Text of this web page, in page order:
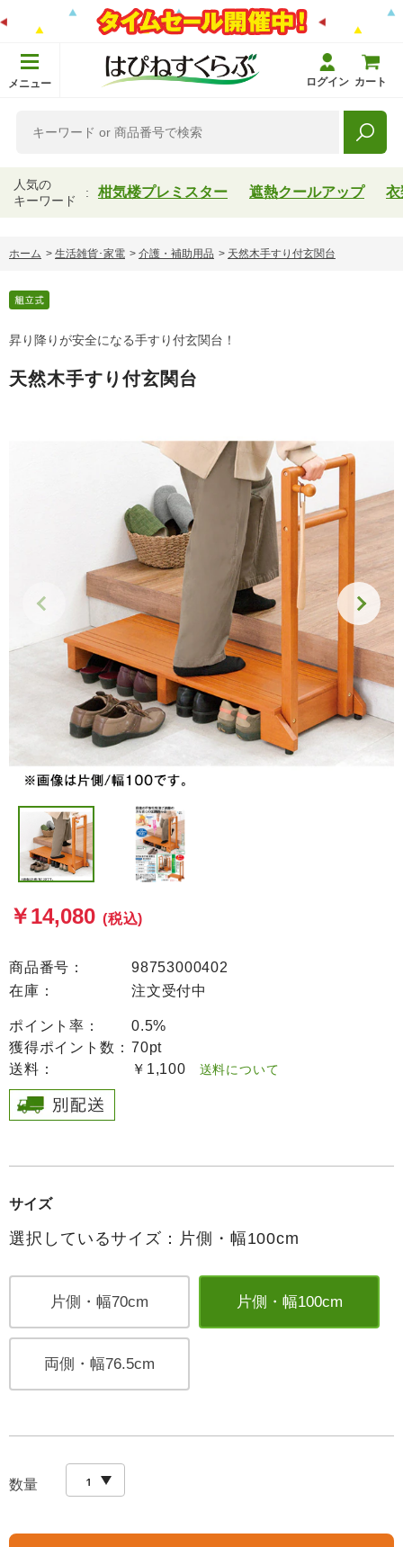
メニュー ログイン カート
人気の
キーワード
柑気楼プレミスター 遮熱クールアップ 衣
ホーム > 生活雑貨･家電 > 介護・補助用品 > 天然木手すり付玄関台
昇り降りが安全になる手すり付玄関台！
天然木手すり付玄関台
￥14,080 (税込)
商品番号：
98753000402
在庫：
注文受付中
ポイント率：
0.5%
獲得ポイント数： 70pt
送料：
￥1,100 送料について
サイズ
選択しているサイズ：片側・幅100cm
片側・幅70cm 片側・幅100cm
両側・幅76.5cm
数量